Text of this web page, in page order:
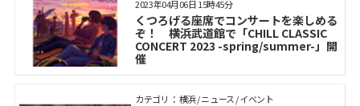
くつろげる座席でコンサートを楽しめる
ぞ！ 横浜武道館で「CHILL CLASSIC
CONCERT 2023 -spring/summer-」開
催
2023年04月06日 15時45分
カテゴリ： 横浜 / ニュース / イベント